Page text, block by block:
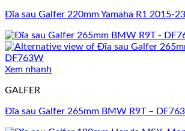
Đĩa sau Galfer 220mm Yamaha R1 2015-
Xem nhanh
GALFER
Đĩa sau Galfer 265mm BMW R9T –